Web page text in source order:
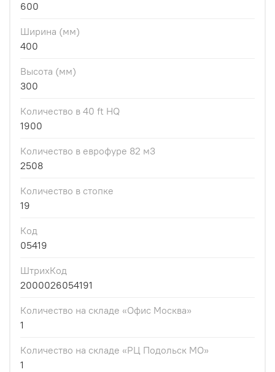
600
Ширина (мм)
400
Высота (мм)
300
Количество в 40 ft HQ
1900
Количество в еврофуре 82 м3
2508
Количество в стопке
19
Код
05419
ШтрихКод
2000026054191
Количество на складе «Офис Москва»
1
Количество на складе «РЦ Подольск МО»
1